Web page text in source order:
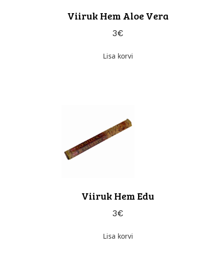
Viiruk Hem Aloe Vera
€
3
Lisa korvi
Viiruk Hem Edu
€
3
Lisa korvi